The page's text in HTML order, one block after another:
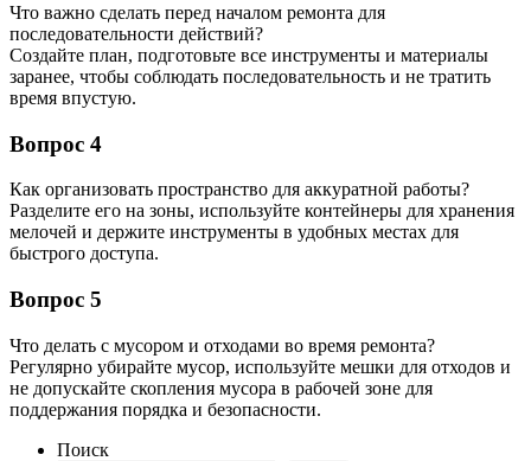
Что важно сделать перед началом ремонта для
последовательности действий?
Создайте план, подготовьте все инструменты и материалы
заранее, чтобы соблюдать последовательность и не тратить
время впустую.
Вопрос 4
Как организовать пространство для аккуратной работы?
Разделите его на зоны, используйте контейнеры для хранения
мелочей и держите инструменты в удобных местах для
быстрого доступа.
Вопрос 5
Что делать с мусором и отходами во время ремонта?
Регулярно убирайте мусор, используйте мешки для отходов и
не допускайте скопления мусора в рабочей зоне для
поддержания порядка и безопасности.
Поиск